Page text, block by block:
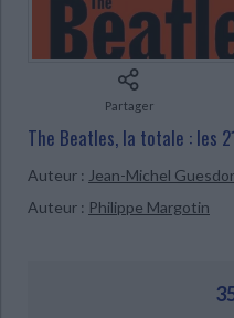
Bibliothèque de la Pléiade
Classiques scolaires
Littérature de voyage
Littérature en version originale
Ecologie - Environnement
Histoire de France
Histoire - Généralités
Histoire ancienne
Culture scientifique
Danse
Partager
The Beatles, la totale : les
Auteur : Jean-Michel
Auteur : Philippe Margotin